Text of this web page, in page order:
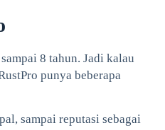
8 tahun. Jadi kalau
punya beberapa
sampai reputasi sebagai